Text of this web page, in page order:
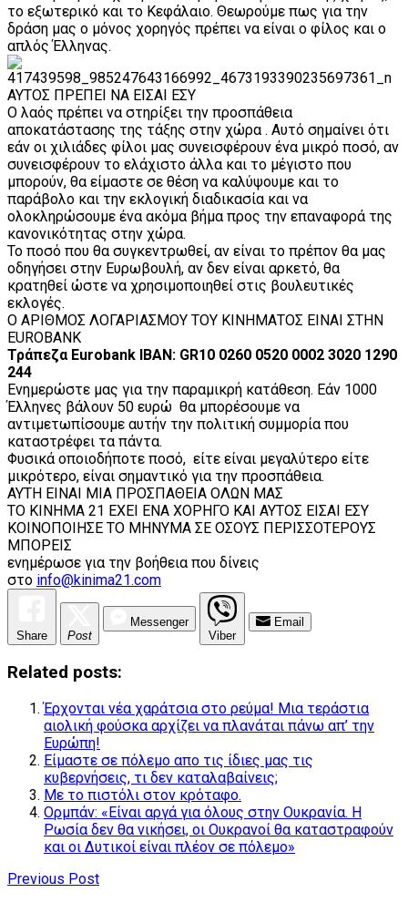
το εξωτερικό και το Κεφάλαιο. Θεωρούμε πως για την
δράση μας ο μόνος χορηγός πρέπει να είναι ο φίλος και ο
απλός Έλληνας.
ΑΥΤΟΣ ΠΡΕΠΕΙ ΝΑ ΕΙΣΑΙ ΕΣΥ
Ο λαός πρέπει να στηρίξει την προσπάθεια
αποκατάστασης της τάξης στην χώρα . Αυτό σημαίνει ότι
εάν οι χιλιάδες φίλοι μας συνεισφέρουν ένα μικρό ποσό, αν
συνεισφέρουν το ελάχιστο άλλα και το μέγιστο που
μπορούν, θα είμαστε σε θέση να καλύψουμε και το
παράβολο και την εκλογική διαδικασία και να
ολοκληρώσουμε ένα ακόμα βήμα προς την επαναφορά της
κανονικότητας στην χώρα.
Το ποσό που θα συγκεντρωθεί, αν είναι το πρέπον θα μας
οδηγήσει στην Ευρωβουλή, αν δεν είναι αρκετό, θα
κρατηθεί ώστε να χρησιμοποιηθεί στις βουλευτικές
εκλογές.
Ο ΑΡΙΘΜΟΣ ΛΟΓΑΡΙΑΣΜΟΥ ΤΟΥ ΚΙΝΗΜΑΤΟΣ ΕΙΝΑΙ ΣΤΗΝ
EUROBANK
Τράπεζα Eurobank IBAN: GR10 0260 0520 0002 3020 1290
244
Ενημερώστε μας για την παραμικρή κατάθεση. Εάν 1000
Έλληνες βάλουν 50 ευρώ θα μπορέσουμε να
αντιμετωπίσουμε αυτήν την πολιτική συμμορία που
καταστρέφει τα πάντα.
Φυσικά οποιοδήποτε ποσό, είτε είναι μεγαλύτερο είτε
μικρότερο, είναι σημαντικό για την προσπάθεια.
ΑΥΤΗ ΕΙΝΑΙ ΜΙΑ ΠΡΟΣΠΑΘΕΙΑ ΟΛΩΝ ΜΑΣ
ΤΟ ΚΙΝΗΜΑ 21 ΕΧΕΙ ΕΝΑ ΧΟΡΗΓΟ ΚΑΙ ΑΥΤΟΣ ΕΙΣΑΙ ΕΣΥ
ΚΟΙΝΟΠΟΙΗΣΕ ΤΟ ΜΗΝΥΜΑ ΣΕ ΟΣΟΥΣ ΠΕΡΙΣΣΟΤΕΡΟΥΣ
ΜΠΟΡΕΙΣ
ενημέρωσε για την βοήθεια που δίνεις
στο info@kinima21.com
Share Post
Messenger
Viber
Email
Related posts:
Έρχονται νέα χαράτσια στο ρεύμα! Μια τεράστια
αιολική φούσκα αρχίζει να πλανάται πάνω απ’ την
Ευρώπη!
Είμαστε σε πόλεμο απο τις ίδιες μας τις
κυβερνήσεις, τι δεν καταλαβαίνεις;
Με το πιστόλι στον κρόταφο.
Ορμπάν: «Είναι αργά για όλους στην Ουκρανία. Η
Ρωσία δεν θα νικήσει, οι Ουκρανοί θα καταστραφούν
και οι Δυτικοί είναι πλέον σε πόλεμο»
Previous Post